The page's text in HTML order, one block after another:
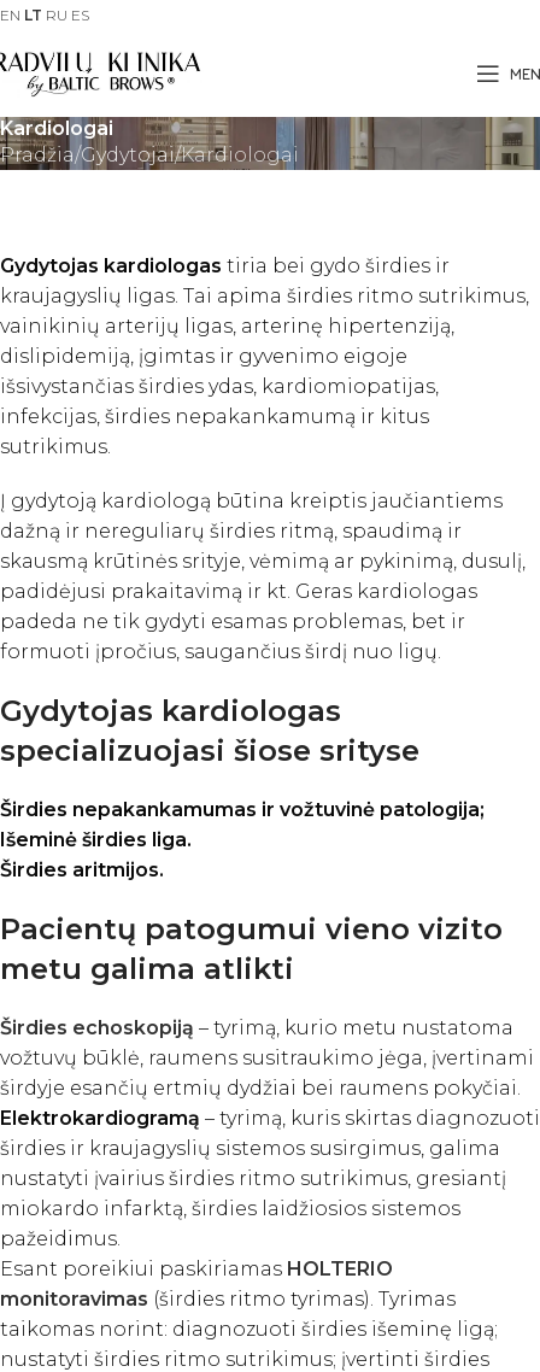
EN LT RU ES
Kardiologai
Pradžia Gydytojai Kardiologai
Gydytojas kardiologas tiria bei gydo širdies ir
kraujagyslių ligas. Tai apima širdies ritmo sutrikimus,
vainikinių arterijų ligas, arterinę hipertenziją,
dislipidemiją, įgimtas ir gyvenimo eigoje
išsivystančias širdies ydas, kardiomiopatijas,
infekcijas, širdies nepakankamumą ir kitus
sutrikimus.
Į gydytoją kardiologą būtina kreiptis jaučiantiems
dažną ir nereguliarų širdies ritmą, spaudimą ir
skausmą krūtinės srityje, vėmimą ar pykinimą, dusulį,
padidėjusi prakaitavimą ir kt. Geras kardiologas
padeda ne tik gydyti esamas problemas, bet ir
formuoti įpročius, saugančius širdį nuo ligų.
Gydytojas kardiologas
specializuojasi šiose srityse
Širdies nepakankamumas ir vožtuvinė patologija;
Išeminė širdies liga.
Širdies aritmijos.
Pacientų patogumui vieno vizito
metu galima atlikti
Širdies echoskopiją – tyrimą, kurio metu nustatoma
vožtuvų būklė, raumens susitraukimo jėga, įvertinami
širdyje esančių ertmių dydžiai bei raumens pokyčiai.
Elektrokardiogramą – tyrimą, kuris skirtas diagnozuoti
širdies ir kraujagyslių sistemos susirgimus, galima
nustatyti įvairius širdies ritmo sutrikimus, gresiantį
miokardo infarktą, širdies laidžiosios sistemos
pažeidimus.
Esant poreikiui paskiriamas HOLTERIO
monitoravimas (širdies ritmo tyrimas). Tyrimas
taikomas norint: diagnozuoti širdies išeminę ligą;
nustatyti širdies ritmo sutrikimus; įvertinti širdies